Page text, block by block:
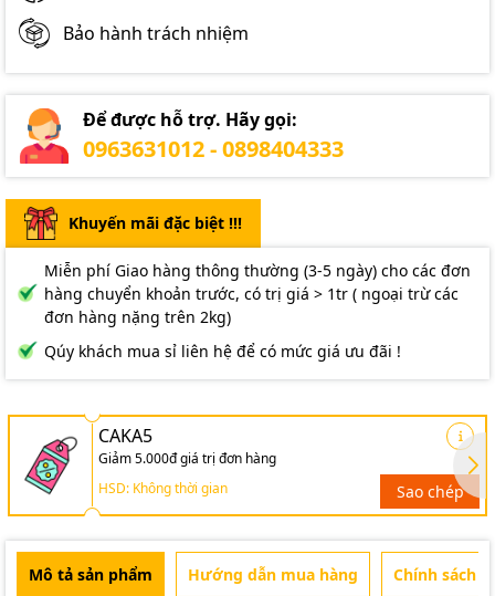
Bảo hành trách nhiệm
Để được hỗ trợ. Hãy gọi:
0963631012 - 0898404333
Khuyến mãi đặc biệt !!!
Miễn phí Giao hàng thông thường (3-5 ngày) cho các đơn
hàng chuyển khoản trước, có trị giá > 1tr ( ngoại trừ các
đơn hàng nặng trên 2kg)
Qúy khách mua sỉ liên hệ để có mức giá ưu đãi !
CAKA5
Giảm 5.000đ giá trị đơn hàng
HSD: Không thời gian
Sao chép
Mô tả sản phẩm Hướng dẫn mua hàng Chính sách